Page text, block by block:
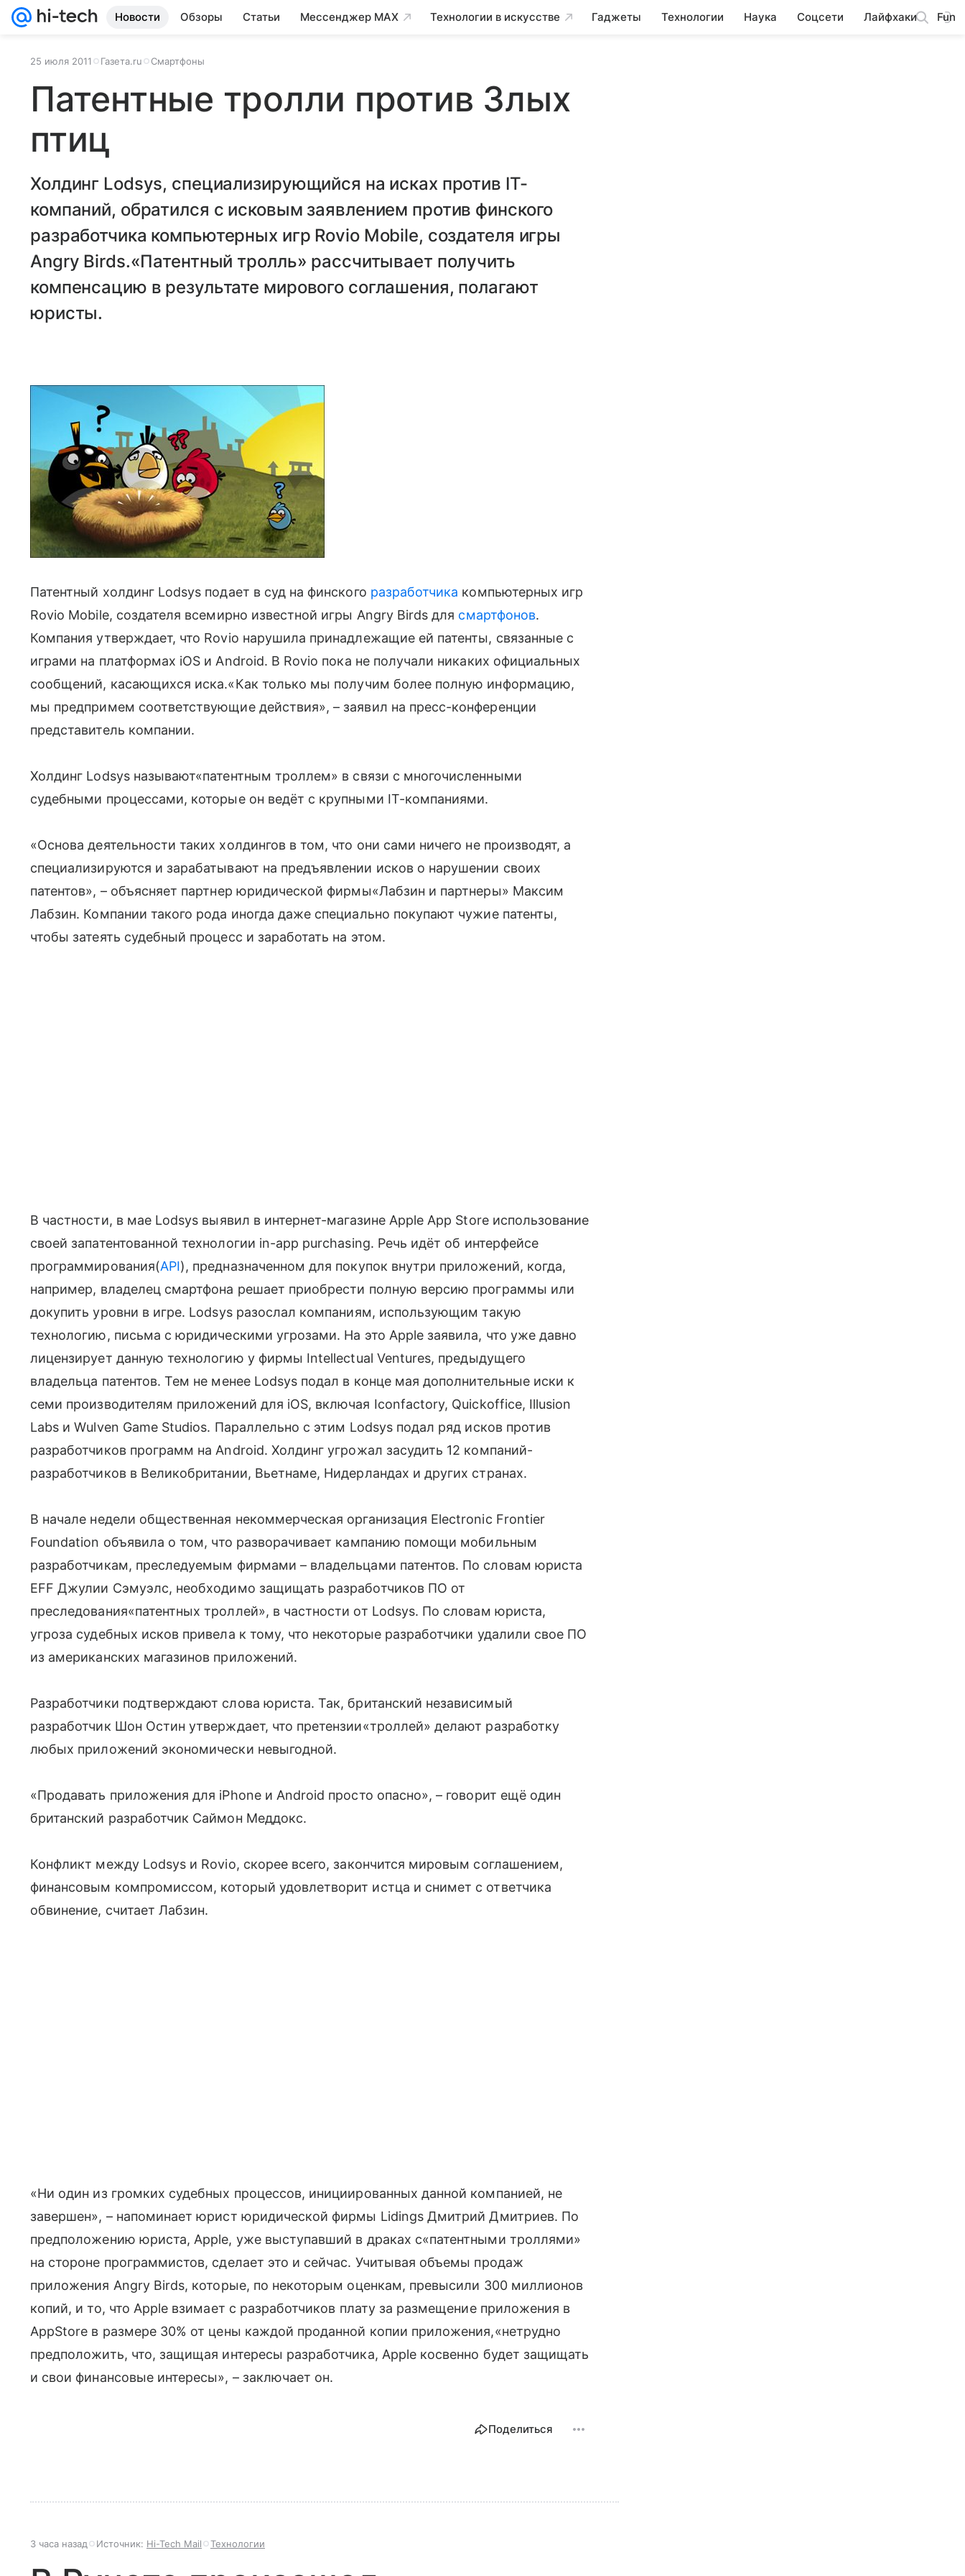
Новости Обзоры Статьи Мессенджер MAX Технологии в искусстве Гаджеты Технологии Наука Соцсети Лайфхаки Fun
25 июля 2011 Газета.ru Смартфоны
Патентные тролли против Злых
птиц
Холдинг Lodsys, специализирующийся на исках против IT-
компаний, обратился с исковым заявлением против финского
разработчика компьютерных игр Rovio Mobile, создателя игры
Angry Birds.«Патентный тролль» рассчитывает получить
компенсацию в результате мирового соглашения, полагают
юристы.
Патентный холдинг Lodsys подает в суд на финского разработчика компьютерных игр
Rovio Mobile, создателя всемирно известной игры Angry Birds для смартфонов.
Компания утверждает, что Rovio нарушила принадлежащие ей патенты, связанные с
играми на платформах iOS и Android. В Rovio пока не получали никаких официальных
сообщений, касающихся иска.«Как только мы получим более полную информацию,
мы предпримем соответствующие действия», – заявил на пресс-конференции
представитель компании.
Холдинг Lodsys называют«патентным троллем» в связи с многочисленными
судебными процессами, которые он ведёт с крупными IT-компаниями.
«Основа деятельности таких холдингов в том, что они сами ничего не производят, а
специализируются и зарабатывают на предъявлении исков о нарушении своих
патентов», – объясняет партнер юридической фирмы«Лабзин и партнеры» Максим
Лабзин. Компании такого рода иногда даже специально покупают чужие патенты,
чтобы затеять судебный процесс и заработать на этом.
В частности, в мае Lodsys выявил в интернет-магазине Apple App Store использование
своей запатентованной технологии in-app purchasing. Речь идёт об интерфейсе
программирования(API), предназначенном для покупок внутри приложений, когда,
например, владелец смартфона решает приобрести полную версию программы или
докупить уровни в игре. Lodsys разослал компаниям, использующим такую
технологию, письма с юридическими угрозами. На это Apple заявила, что уже давно
лицензирует данную технологию у фирмы Intellectual Ventures, предыдущего
владельца патентов. Тем не менее Lodsys подал в конце мая дополнительные иски к
семи производителям приложений для iOS, включая Iconfactory, Quickoffice, Illusion
Labs и Wulven Game Studios. Параллельно с этим Lodsys подал ряд исков против
разработчиков программ на Android. Холдинг угрожал засудить 12 компаний-
разработчиков в Великобритании, Вьетнаме, Нидерландах и других странах.
В начале недели общественная некоммерческая организация Electronic Frontier
Foundation объявила о том, что разворачивает кампанию помощи мобильным
разработчикам, преследуемым фирмами – владельцами патентов. По словам юриста
EFF Джулии Сэмуэлс, необходимо защищать разработчиков ПО от
преследования«патентных троллей», в частности от Lodsys. По словам юриста,
угроза судебных исков привела к тому, что некоторые разработчики удалили свое ПО
из американских магазинов приложений.
Разработчики подтверждают слова юриста. Так, британский независимый
разработчик Шон Остин утверждает, что претензии«троллей» делают разработку
любых приложений экономически невыгодной.
«Продавать приложения для iPhone и Android просто опасно», – говорит ещё один
британский разработчик Саймон Меддокс.
Конфликт между Lodsys и Rovio, скорее всего, закончится мировым соглашением,
финансовым компромиссом, который удовлетворит истца и снимет с ответчика
обвинение, считает Лабзин.
«Ни один из громких судебных процессов, инициированных данной компанией, не
завершен», – напоминает юрист юридической фирмы Lidings Дмитрий Дмитриев. По
предположению юриста, Apple, уже выступавший в драках с«патентными троллями»
на стороне программистов, сделает это и сейчас. Учитывая объемы продаж
приложения Angry Birds, которые, по некоторым оценкам, превысили 300 миллионов
копий, и то, что Apple взимает с разработчиков плату за размещение приложения в
AppStore в размере 30% от цены каждой проданной копии приложения,«нетрудно
предположить, что, защищая интересы разработчика, Apple косвенно будет защищать
и свои финансовые интересы», – заключает он.
Поделиться
3 часа назад Источник: Hi-Tech Mail Технологии